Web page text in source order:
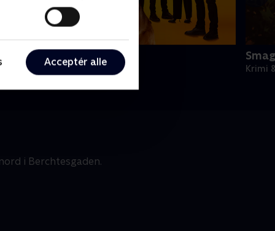
Acceptér alle
Hudson og Rex
& Spænding • 8 sæsoner Krimi
i Berchtesgaden.